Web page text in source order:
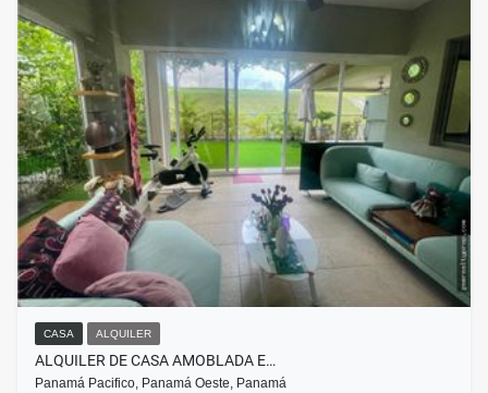
CASA ALQUILER
ALQUILER DE CASA AMOBLADA E…
Panamá Pacifico, Panamá Oeste, Panamá